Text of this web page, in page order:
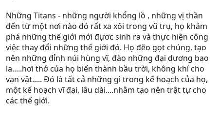
Những Titans - những người khổng lồ , những vị thần
đến từ một nơi nào đó rất xa xôi trong vũ trụ, họ khám
phá những thế giới mới đựơc sinh ra và thực hiện công
việc thay đổi những thế giới đó. Họ đẽo gọt chúng, tạo
nên những đỉnh núi hùng vĩ, đào những đại dương bao
la.....hơi thở của họ biến thành bầu trời, không khí cho
vạn vật..... Đó là tất cả những gì trong kế hoạch của họ,
một kế hoạch vĩ đại, lâu dài....nhằm tạo nên trật tự cho
các thế giới.